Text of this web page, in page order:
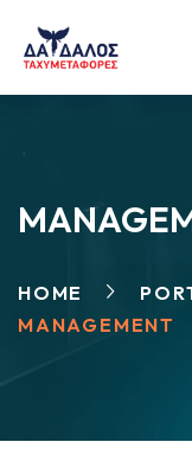
HOME
MANAGEMENT